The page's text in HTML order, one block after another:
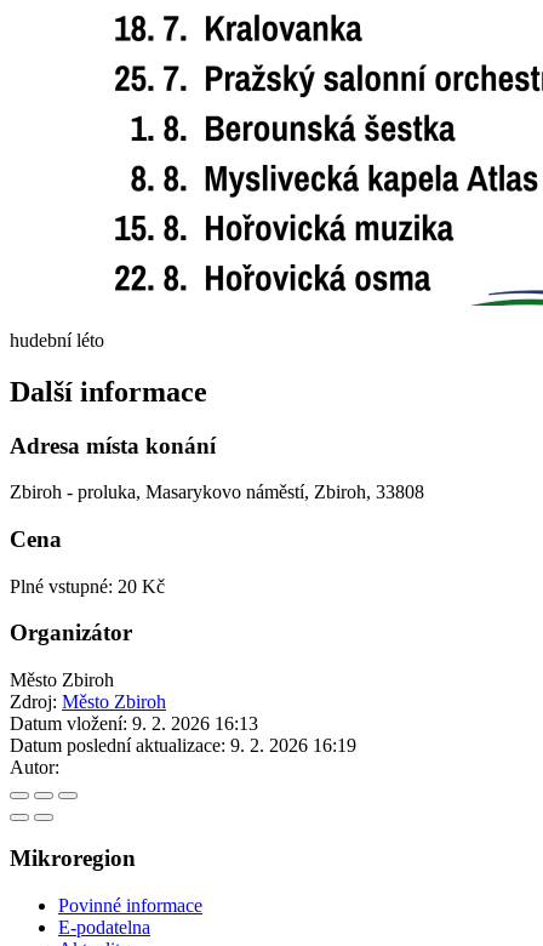
hudební léto
Další informace
Adresa místa konání
Zbiroh - proluka, Masarykovo náměstí, Zbiroh, 33808
Cena
Plné vstupné: 20 Kč
Organizátor
Město Zbiroh
Zdroj: Město Zbiroh
Datum vložení: 9. 2. 2026 16:13
Datum poslední aktualizace: 9. 2. 2026 16:19
Autor:
Mikroregion
Povinné informace
E-podatelna